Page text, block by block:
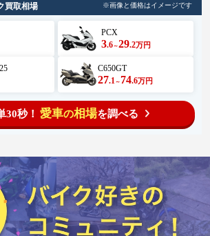
買取相場 ※画像と価格はイメージです
PCX
3.6～29.2万円
C650GT
27.1 ～ 74.6万円
30秒！ 愛車の相場を調べる